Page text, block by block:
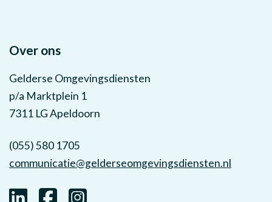
Over ons
Gelderse Omgevingsdiensten
p/a Marktplein 1
7311 LG Apeldoorn
(055) 580 1705
communicatie@gelderseomgevingsdiensten.nl